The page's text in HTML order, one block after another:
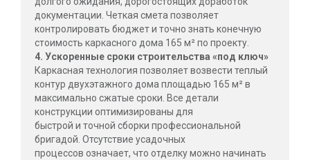
документации. Четкая смета позволяет
контролировать бюджет и точно знать конечную
стоимость каркасного дома 165 м² по проекту.
4. Ускоренные сроки строительства «под ключ»
Каркасная технология позволяет возвести теплый
контур двухэтажного дома площадью 165 м² в
максимально сжатые сроки. Все детали
конструкции оптимизированы для
быстрой и точной сборки профессиональной
бригадой. Отсутствие усадочных
процессов означает, что отделку можно начинать